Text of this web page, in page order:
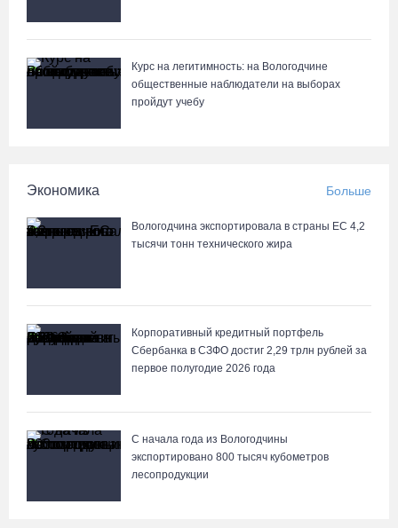
Курс на легитимность: на Вологодчине
общественные наблюдатели на выборах
пройдут учебу
Экономика Больше
Вологодчина экспортировала в страны ЕС 4,2
тысячи тонн технического жира
Корпоративный кредитный портфель
Сбербанка в СЗФО достиг 2,29 трлн рублей за
первое полугодие 2026 года
С начала года из Вологодчины
экспортировано 800 тысяч кубометров
лесопродукции